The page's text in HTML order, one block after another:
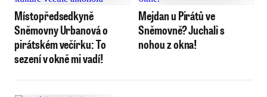
Místopředsedkyně
Sněmovny Urbanová o
pirátském večírku: To
sezení v okně mi vadí!
Mejdan u Pirátů ve
Sněmovně? Juchali s
nohou z okna!